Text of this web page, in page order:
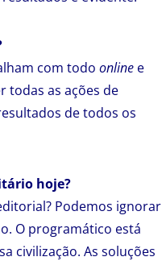
com todo online e
todas as ações de
de todos os
hoje?
Podemos ignorar
O programático está
civilização. As soluções